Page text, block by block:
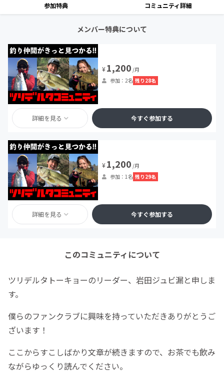
参加特典 コミュニティ詳細
メンバー特典について
¥1,200 /月
参加：2名 残り28名
詳細を見る 今すぐ参加する
¥1,200 /月
参加：1名 残り29名
詳細を見る 今すぐ参加する
このコミュニティについて
ツリデルタトーキョーのリーダー、岩田ジュビ漏と申しま
す。
僕らのファンクラブに興味を持っていただきありがとうご
ざいます！
ここからすこしばかり文章が続きますので、お茶でも飲み
ながらゆっくり読んでください。